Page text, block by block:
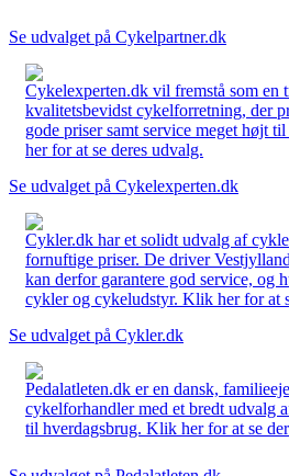
Se udvalget på Cykelpartner.dk
Cykelexperten.dk vil fremstå som en
kvalitetsbevidst cykelforretning, der
gode priser samt service meget højt
her for at se deres udvalg.
Se udvalget på Cykelexperten.dk
Cykler.dk har et solidt udvalg af
fornuftige priser. De driver
kan derfor garantere god service, og
cykler og cykeludstyr. Klik her for at
Se udvalget på Cykler.dk
Pedalatleten.dk er en dansk,
cykelforhandler med et bredt udvalg
til hverdagsbrug. Klik her for at se